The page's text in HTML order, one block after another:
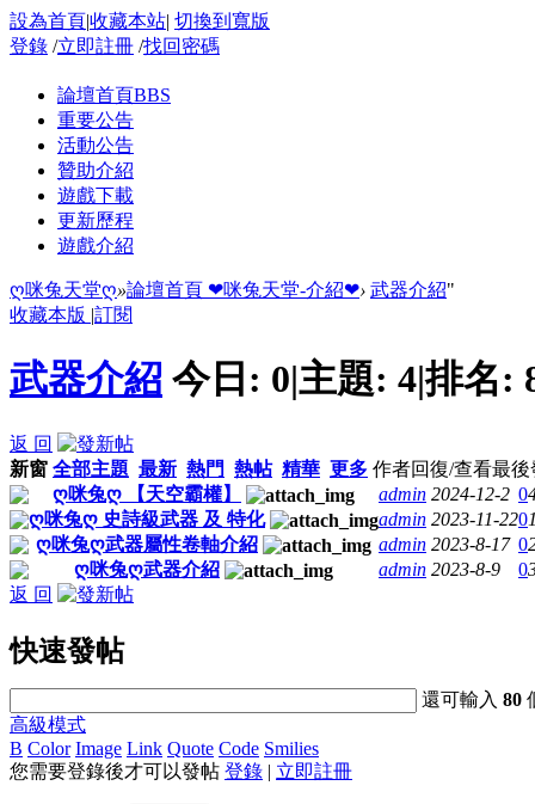
設為首頁|收藏本站| 切換到寬版
登錄 /立即註冊 /找回密碼
論壇首頁BBS
重要公告
活動公告
贊助介紹
遊戲下載
更新歷程
遊戲介紹
ღ咪兔天堂ღ»論壇首頁 ❤咪兔天堂-介紹❤› 武器介紹"
收藏本版 |訂閱
武器介紹 今日: 0|主題: 4|排名:
返 回
新窗 全部主題 最新 熱門 熱帖 精華 更多 作者回復/查看最後
ღ咪兔ღ 【天空霸權】
admin 2024-12-2 0
ღ咪兔ღ 史詩級武器 及 特化
admin 2023-11-220
ღ咪兔ღ武器屬性卷軸介紹
admin 2023-8-17 0
ღ咪兔ღ武器介紹
admin 2023-8-9 0
返 回
快速發帖
還可輸入80
高級模式
B Color Image Link Quote Code Smilies
您需要登錄後才可以發帖 登錄 | 立即註冊